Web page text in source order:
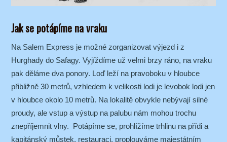
Jak se potápíme na vraku
Na Salem Express je možné zorganizovat výjezd i z
Hurghady do Safagy. Vyjíždíme už velmi brzy ráno, na vraku
pak děláme dva ponory. Loď leží na pravoboku v hloubce
přibližně 30 metrů, vzhledem k velikosti lodi je levobok lodi jen
v hloubce okolo 10 metrů. Na lokalitě obvykle nebývají silné
proudy, ale vstup a výstup na palubu nám mohou trochu
znepříjemnit vlny. Potápíme se, prohlížíme trhlinu na přídi a
kapitánský můstek, restauraci, proplouváme majestátním